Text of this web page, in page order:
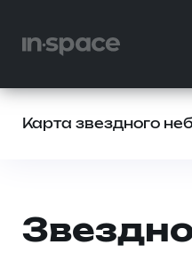
Карта звездного